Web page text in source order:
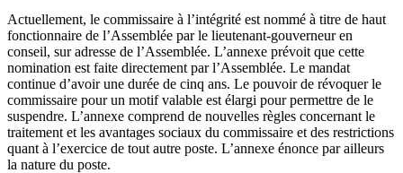
Actuellement, le commissaire à l’intégrité est nommé à titre de haut
fonctionnaire de l’Assemblée par le lieutenant-gouverneur en
conseil, sur adresse de l’Assemblée. L’annexe prévoit que cette
nomination est faite directement par l’Assemblée. Le mandat
continue d’avoir une durée de cinq ans. Le pouvoir de révoquer le
commissaire pour un motif valable est élargi pour permettre de le
suspendre. L’annexe comprend de nouvelles règles concernant le
traitement et les avantages sociaux du commissaire et des restrictions
quant à l’exercice de tout autre poste. L’annexe énonce par ailleurs
la nature du poste.